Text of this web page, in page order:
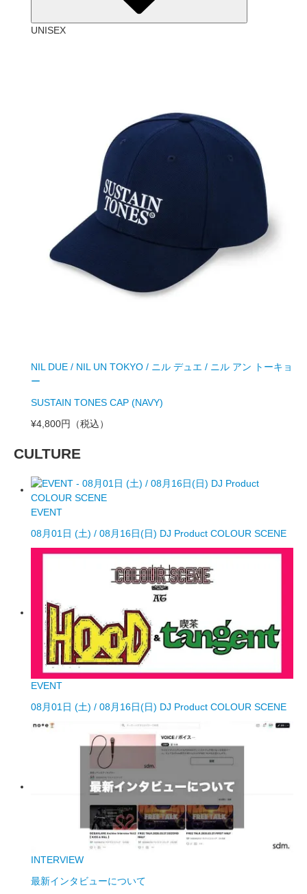
UNISEX
NIL DUE / NIL UN TOKYO / ニル デュエ / ニル アン トーキョ
ー
SUSTAIN TONES CAP (NAVY)
¥4,800円
（税込）
CULTURE
EVENT
08月01日 (土) / 08月16日(日) DJ Product COLOUR SCENE
EVENT
08月01日 (土) / 08月16日(日) DJ Product COLOUR SCENE
INTERVIEW
最新インタビューについて